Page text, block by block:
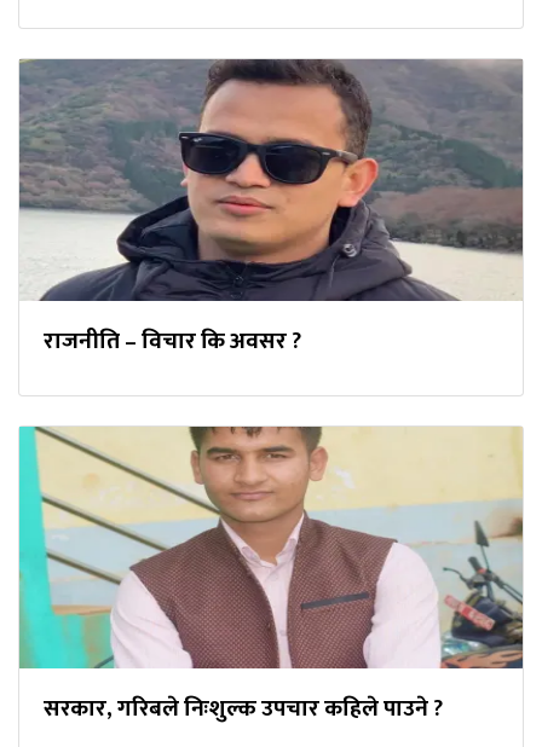
राजनीति – विचार कि अवसर ?
सरकार, गरिबले निःशुल्क उपचार कहिले पाउने ?